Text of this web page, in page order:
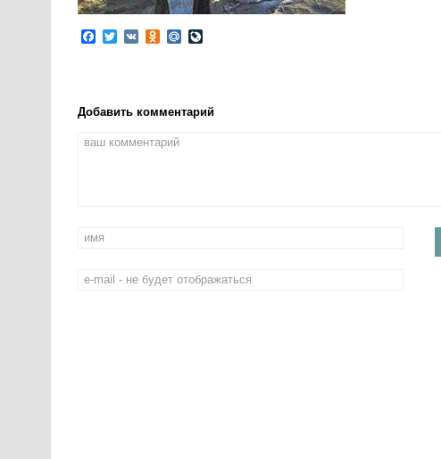
Facebook
Twitter
VK Odnoklassniki
Mail.Ru
Добавить комментарий